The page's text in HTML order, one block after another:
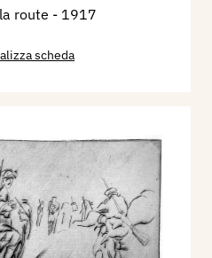
route - 1917
scheda